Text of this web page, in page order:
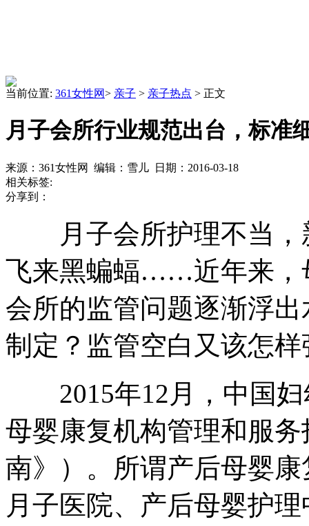
当前位置: 361女性网> 亲子 > 亲子热点 > 正文
月子会所行业规范出台，标准
来源：361女性网 编辑：雪儿 日期：2016-03-18
相关标签:
分享到：
月子会所护理不当，
飞来黑蝙蝠……近年来，
会所的监管问题逐渐浮
制定？监管空白又该怎样
2015年12月，中国妇
母婴康复机构管理和服
南》）。所谓产后母婴
月子医院、产后母婴护